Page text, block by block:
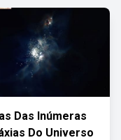
Das Inúmeras
Do Universo